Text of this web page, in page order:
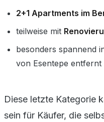
2+1 Apartments im
teilweise mit
besonders spannend
von Esentepe entfernt
Diese letzte Kategorie
sein für Käufer, die